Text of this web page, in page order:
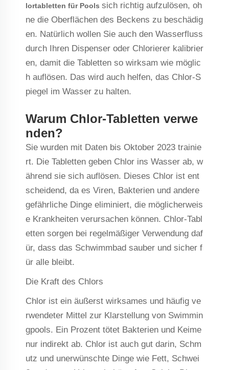
lortabletten für Pools sich richtig aufzulösen, oh
ne die Oberflächen des Beckens zu beschädig
en. Natürlich wollen Sie auch den Wasserfluss
durch Ihren Dispenser oder Chlorierer kalibrier
en, damit die Tabletten so wirksam wie möglic
h auflösen. Das wird auch helfen, das Chlor-S
piegel im Wasser zu halten.
Warum Chlor-Tabletten verwe
nden?
Sie wurden mit Daten bis Oktober 2023 trainie
rt. Die Tabletten geben Chlor ins Wasser ab, w
ährend sie sich auflösen. Dieses Chlor ist ent
scheidend, da es Viren, Bakterien und andere
gefährliche Dinge eliminiert, die möglicherweis
e Krankheiten verursachen können. Chlor-Tabl
etten sorgen bei regelmäßiger Verwendung daf
ür, dass das Schwimmbad sauber und sicher f
ür alle bleibt.
Die Kraft des Chlors
Chlor ist ein äußerst wirksames und häufig ve
rwendeter Mittel zur Klarstellung von Swimmin
gpools. Ein Prozent tötet Bakterien und Keime
nur indirekt ab. Chlor ist auch gut darin, Schm
utz und unerwünschte Dinge wie Fett, Schwei